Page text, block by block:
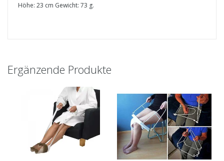
Höhe: 23 cm Gewicht: 73 g.
Ergänzende Produkte